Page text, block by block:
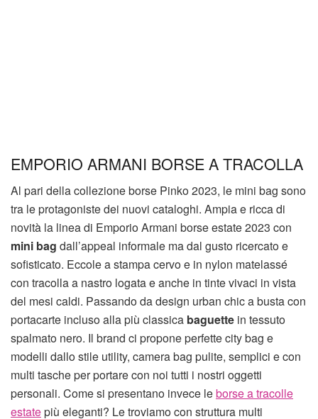
EMPORIO ARMANI BORSE A TRACOLLA
Al pari della collezione borse Pinko 2023, le mini bag sono
tra le protagoniste dei nuovi cataloghi. Ampia e ricca di
novità la linea di Emporio Armani borse estate 2023 con
mini bag dall’appeal informale ma dal gusto ricercato e
sofisticato. Eccole a stampa cervo e in nylon matelassé
con tracolla a nastro logata e anche in tinte vivaci in vista
del mesi caldi. Passando da design urban chic a busta con
portacarte incluso alla più classica baguette in tessuto
spalmato nero. Il brand ci propone perfette city bag e
modelli dallo stile utility, camera bag pulite, semplici e con
multi tasche per portare con noi tutti i nostri oggetti
personali. Come si presentano invece leborse a tracolle
estatepiù eleganti? Le troviamo con struttura multi